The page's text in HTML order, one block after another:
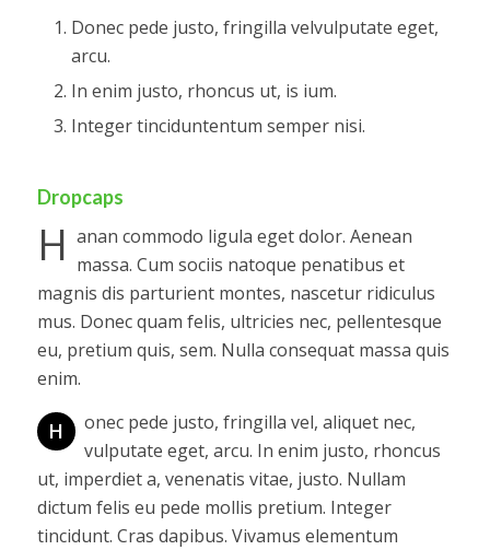
Donec pede justo, fringilla velvulputate eget,
arcu.
In enim justo, rhoncus ut, is ium.
Integer tinciduntentum semper nisi.
Dropcaps
H anan commodo ligula eget dolor. Aenean
massa. Cum sociis natoque penatibus et
magnis dis parturient montes, nascetur ridiculus
mus. Donec quam felis, ultricies nec, pellentesque
eu, pretium quis, sem. Nulla consequat massa quis
enim.
H
onec pede justo, fringilla vel, aliquet nec,
vulputate eget, arcu. In enim justo, rhoncus
ut, imperdiet a, venenatis vitae, justo. Nullam
dictum felis eu pede mollis pretium. Integer
tincidunt. Cras dapibus. Vivamus elementum